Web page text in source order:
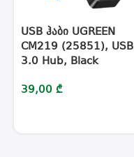
USB ჰაბი UGREEN
CM219 (25851), USB
3.0 Hub, Black
39,00 ₾